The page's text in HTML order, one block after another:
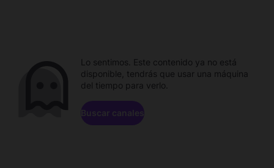
Lo sentimos. Este contenido ya no está
disponible, tendrás que usar una máquina
del tiempo para verlo.
Buscar canales